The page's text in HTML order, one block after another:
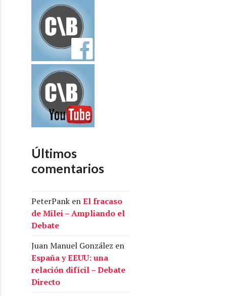
Últimos
comentarios
PeterPank enEl fracaso
de Milei – Ampliando el
Debate
Juan Manuel González en
España y EEUU: una
relación difícil – Debate
Directo